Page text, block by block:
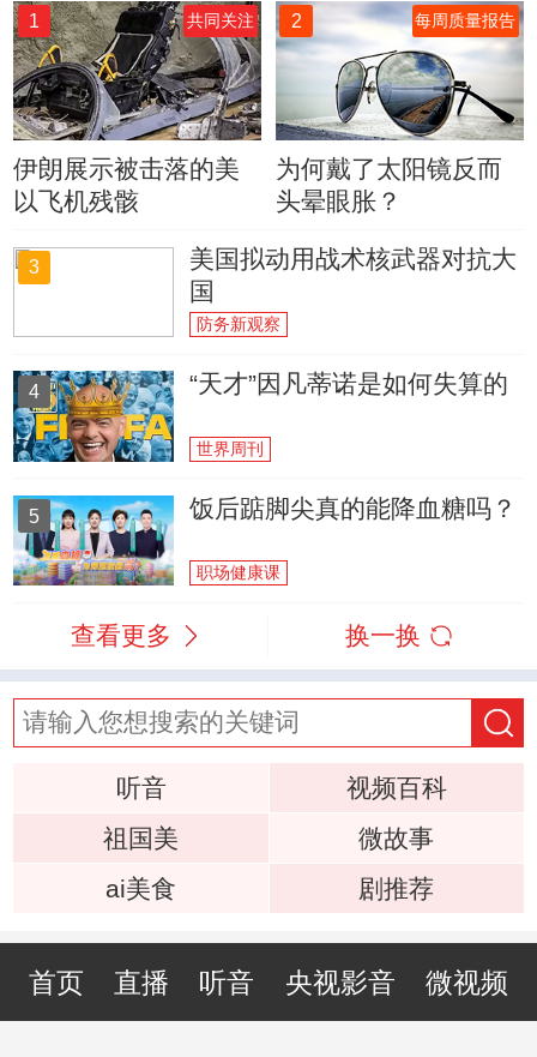
1 共同关注
伊朗展示被击落的美
以飞机残骸
2 每周质量报告
为何戴了太阳镜反而
头晕眼胀？
3
美国拟动用战术核武器对抗大
国
防务新观察
4 “天才”因凡蒂诺是如何失算的
世界周刊
5 饭后踮脚尖真的能降血糖吗？
职场健康课
查看更多 换一换
听音
视频百科
祖国美
微故事
ai美食
剧推荐
首页 直播 听音 央视影音 微视频